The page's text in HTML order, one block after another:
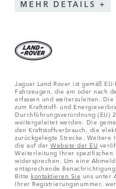
MEHR DETAILS
Jaguar Land Rover ist gemäß
Fahrzeugen, die am oder nach
erfassen und weiterzuleiten.
zum Kraftstoff- und
Durchführungsverordnung (EU)
weitergeleitet werden. Die
den Kraftstoffverbrauch, die
zurückgelegte Strecke. Weitere
die auf derWebsite der EU
Weiterleitung Ihrer spezifischen
widersprechen. Um eine
entsprechende
Bitte kontaktieren Sie uns unter
Ihrer Registrierungsnummer,